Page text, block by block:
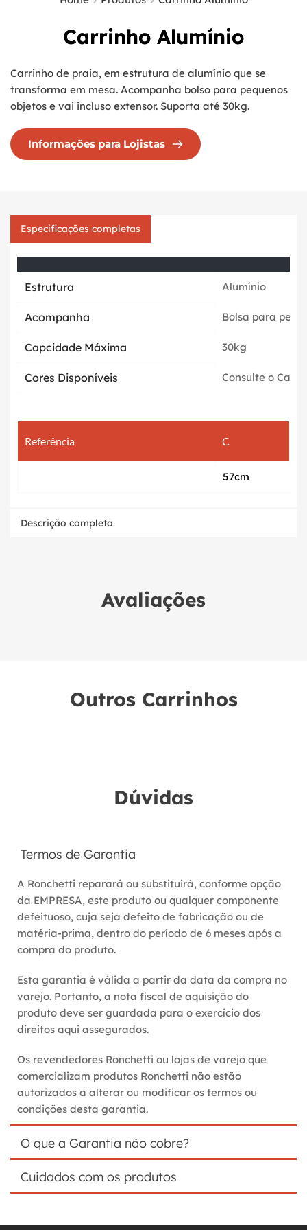
Carrinho Alumínio
Carrinho de praia, em estrutura de alumínio que se
transforma em mesa. Acompanha bolso para pequenos
objetos e vai incluso extensor. Suporta até 30kg.
Informações para Lojistas
Especificações completas
Estrutura Alumínio
Acompanha Bolsa para
Capcidade Máxima 30kg
Cores Disponíveis Consulte o
Referência C
57cm
Descrição completa
Avaliações
Outros Carrinhos
Dúvidas
Termos de Garantia
A Ronchetti reparará ou substituirá, conforme opção
da EMPRESA, este produto ou qualquer componente
defeituoso, cuja seja defeito de fabricação ou de
matéria-prima, dentro do período de 6 meses após a
compra do produto.
Esta garantia é válida a partir da data da compra no
varejo. Portanto, a nota fiscal de aquisição do
produto deve ser guardada para o exercício dos
direitos aqui assegurados.
Os revendedores Ronchetti ou lojas de varejo que
comercializam produtos Ronchetti não estão
autorizados a alterar ou modificar os termos ou
condições desta garantia.
O que a Garantia não cobre?
Custo da remessa do produto para a assistência
técnica da fábrica da Ronchetti, o qual será
Cuidados com os produtos
objetos cortantes;